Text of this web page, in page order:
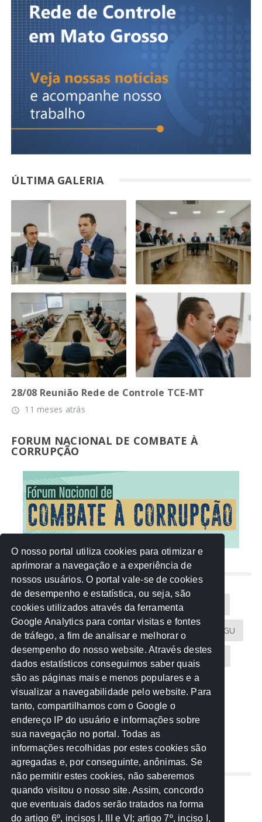
ÚLTIMA GALERIA
28/08 Reunião Rede de Controle TCE-MT
access_time 11 meses atrás
FORUM NACIONAL DE COMBATE À
CORRUPÇÃO
NUVEM DE TAGS
Acontece na Rede AGU AMM
Atricon Audicom CAU-MT CGU
CREA-MT Eventos MPC-MT MPE-MT
MPF Notícias PF PGE-MT PGR
Receita Federal Sem categoria
TCE-MT TCU TRE
REDE NOS ESTADOS
Mato Grosso do Sul
Paraná
O nosso portal utiliza cookies para otimizar e
aprimorar a navegação e a experiência de
nossos usuários. O portal vale-se de cookies
de desempenho e estatística, ou seja, são
cookies utilizados através da ferramenta
Google Analytics para contar visitas e fontes
de tráfego, a fim de analisar e melhorar o
desempenho do nosso website. Através destes
dados estatísticos conseguimos saber quais
são as páginas mais e menos populares e a
visualizar a navegabilidade pelo website. Para
tanto, compartilhamos com o Google o
endereço IP do usuário e informações sobre
sua navegação no portal. Todas as
informações recolhidas por estes cookies são
agregadas e, por conseguinte, anônimas. Se
não permitir estes cookies, não saberemos
quando visitou o nosso site. Assim, concordo
que eventuais dados serão tratados na forma
do artigo 6º, incisos I, III e VI; artigo 7º, inciso I,